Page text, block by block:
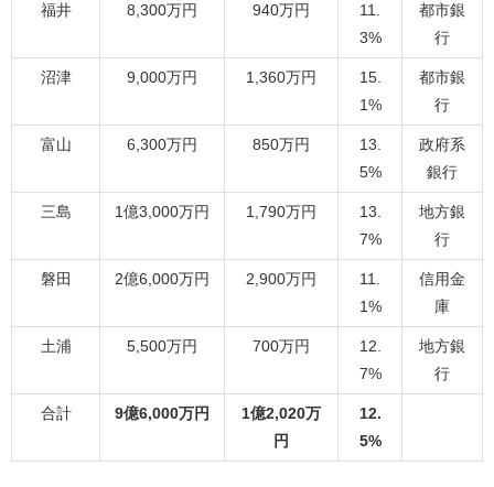
福井 8,300万円 940万円
11.
3%
都市銀
行
沼津 9,000万円 1,360万円
15.
1%
都市銀
行
富山 6,300万円 850万円
13.
5%
政府系
銀行
三島 1億3,000万円 1,790万円
13.
7%
地方銀
行
磐田 2億6,000万円 2,900万円
11.
1%
信用金
庫
土浦 5,500万円 700万円
12.
7%
地方銀
行
合計 9億6,000万円
1億2,020万
円
12.
5%